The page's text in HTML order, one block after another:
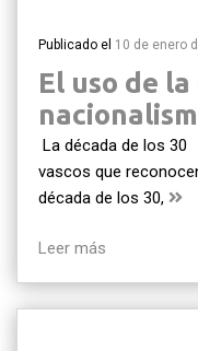
Publicado el 10 de enero
El uso de
La década de los
vascos que
década de los 30,
Leer más